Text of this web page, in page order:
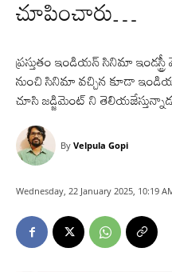
చూపించారు…
ప్రస్తుతం ఇండియన్ సినిమా
నుంచి సినిమా వచ్చిన కూడా
చూసి జడ్జిమెంట్ ని
By Velpula Gopi
Wednesday, 22 January 2025, 10:19